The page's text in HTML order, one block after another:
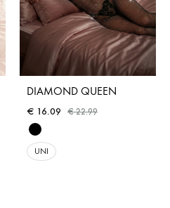
DIAMOND QUEEN
€ 16.09 €22.99
UNI